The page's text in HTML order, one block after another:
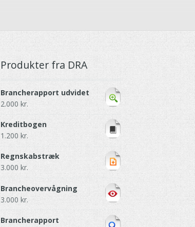
Produkter fra DRA
Brancherapport udvidet
2.000kr.
Kreditbogen
1.200kr.
Regnskabstræk
3.000kr.
Brancheovervågning
3.000kr.
Brancherapport